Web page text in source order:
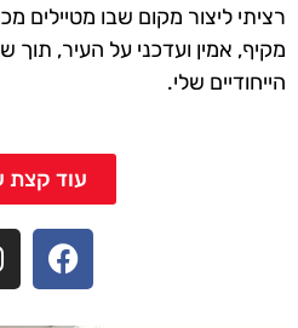
רציתי ליצור מקום שבו מטיילים
מקיף, אמין ועדכני על העיר, תוך
הייחודיים שלי.
עוד קצת